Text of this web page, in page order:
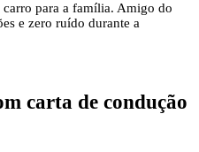
para a família. Amigo do
e zero ruído durante a
carta de condução